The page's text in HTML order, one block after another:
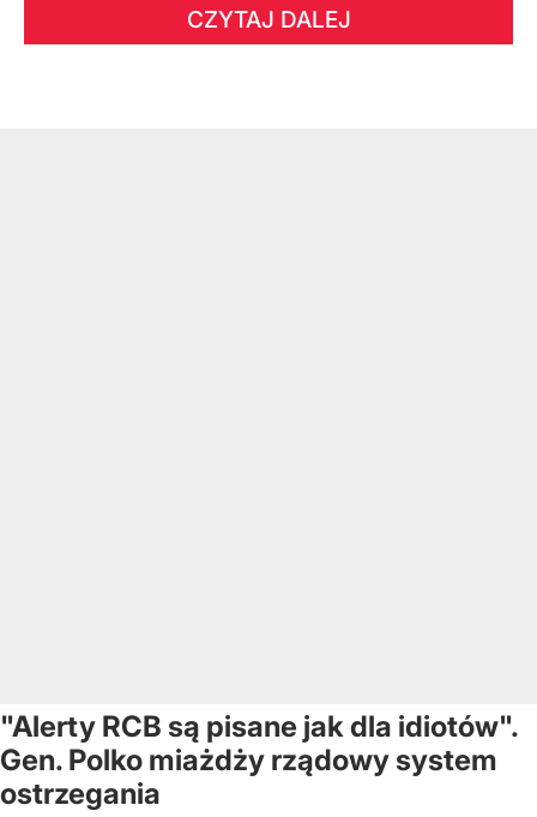
CZYTAJ DALEJ
"Alerty RCB są pisane jak dla idiotów".
Gen. Polko miażdży rządowy system
ostrzegania